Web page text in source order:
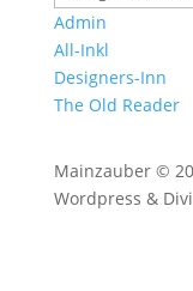
Admin
All-Inkl
Designers-Inn
The Old Reader
Mainzauber ©
Wordpress & Divi